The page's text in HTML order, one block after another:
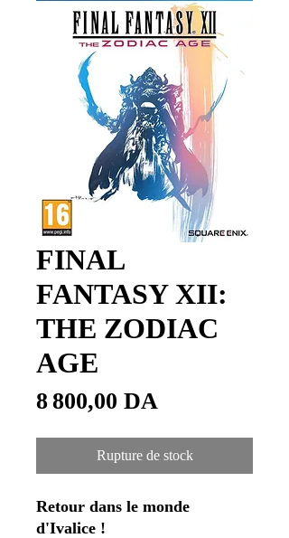
FINAL
FANTASY XII:
THE ZODIAC
AGE
8 800,00 DA
Rupture de stock
Retour dans le monde
d'Ivalice !